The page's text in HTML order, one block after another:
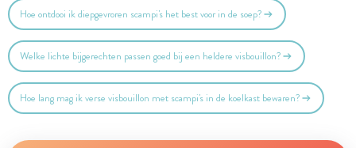
Hoe ontdooi ik diepgevroren scampi's het best voor in de soep?
Welke lichte bijgerechten passen goed bij een heldere visbouillon?
Hoe lang mag ik verse visbouillon met scampi's in de koelkast bewaren?